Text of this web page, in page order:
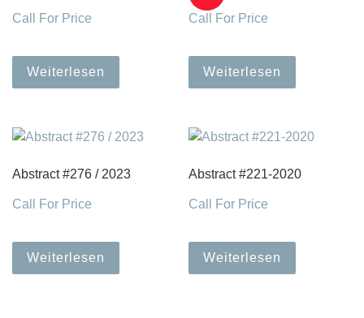
Call For Price
Weiterlesen
Call For Price
Weiterlesen
Abstract #276 / 2023
Call For Price
Weiterlesen
Abstract #221-2020
Call For Price
Weiterlesen